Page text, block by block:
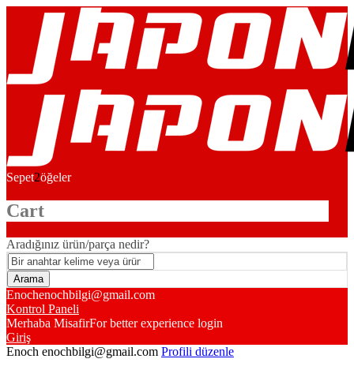
Sepet2öğeler
Cart
Aradığınız ürün/parça nedir?
Enochenochbilgi@gmail.com
Kontrol Paneli
Merhaba MisafirFor better experience login
Giriş
Enoch enochbilgi@gmail.com Profili düzenle